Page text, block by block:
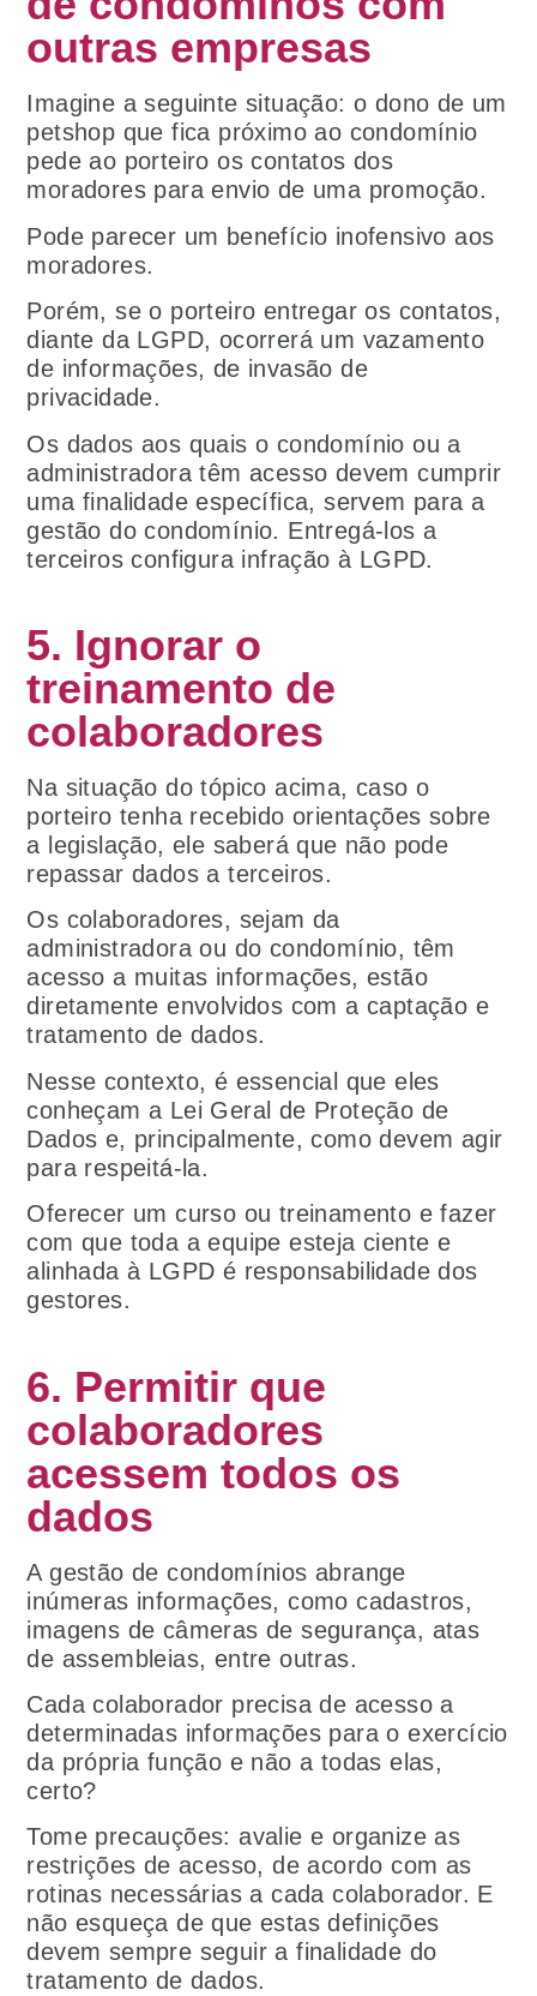
outras empresas
Imagine a seguinte situação: o dono de um
petshop que fica próximo ao condomínio
pede ao porteiro os contatos dos
moradores para envio de uma promoção.
Pode parecer um benefício inofensivo aos
moradores.
Porém, se o porteiro entregar os contatos,
diante da LGPD, ocorrerá um vazamento
de informações, de invasão de
privacidade.
Os dados aos quais o condomínio ou a
administradora têm acesso devem cumprir
uma finalidade específica, servem para a
gestão do condomínio. Entregá-los a
terceiros configura infração à LGPD.
5. Ignorar o
treinamento de
colaboradores
Na situação do tópico acima, caso o
porteiro tenha recebido orientações sobre
a legislação, ele saberá que não pode
repassar dados a terceiros.
Os colaboradores, sejam da
administradora ou do condomínio, têm
acesso a muitas informações, estão
diretamente envolvidos com a captação e
tratamento de dados.
Nesse contexto, é essencial que eles
conheçam a Lei Geral de Proteção de
Dados e, principalmente, como devem agir
para respeitá-la.
Oferecer um curso ou treinamento e fazer
com que toda a equipe esteja ciente e
alinhada à LGPD é responsabilidade dos
gestores.
6. Permitir que
colaboradores
acessem todos os
dados
A gestão de condomínios abrange
inúmeras informações, como cadastros,
imagens de câmeras de segurança, atas
de assembleias, entre outras.
Cada colaborador precisa de acesso a
determinadas informações para o exercício
da própria função e não a todas elas,
certo?
Tome precauções: avalie e organize as
restrições de acesso, de acordo com as
rotinas necessárias a cada colaborador. E
não esqueça de que estas definições
devem sempre seguir a finalidade do
tratamento de dados.